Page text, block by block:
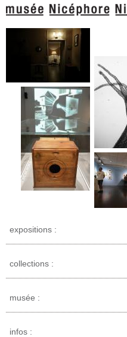
expositions :
collections :
musée :
infos :